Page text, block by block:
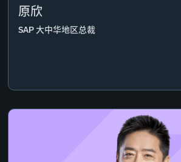
原欣
SAP 大中华地区总裁